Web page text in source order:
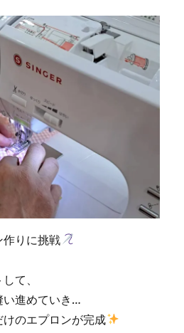
作りに挑戦
て、
い進めていき…
のエプロンが完成